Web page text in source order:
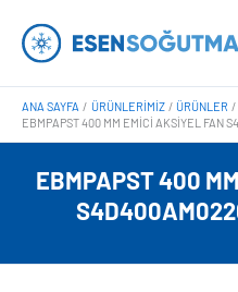
atla
ANA SAYFA ÜRÜNLERIMIZ ÜRÜNLER
EBMPAPST 400 MM EMICI AKSIYEL FAN
EBMPAPST 400